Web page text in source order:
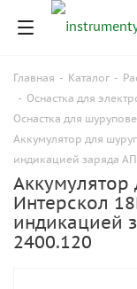
Главная - Каталог -
- Оснастка для
Оснастка для
Аккумулятор для
индикацией заряда
Аккумулятор
Интерскол
индикацией
2400.120